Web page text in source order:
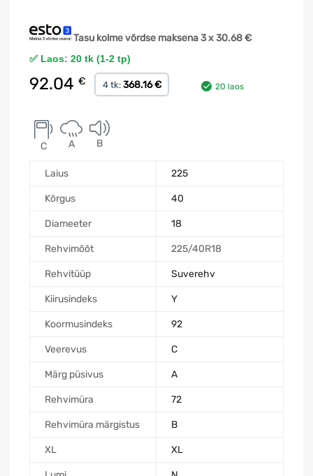
Tasu kolme võrdse maksena 3 x30.68€
✅ Laos: 20 tk (1-2 tp)
92.04 € 4 tk: 368.16 € 20 laos
C A B
Laius 225
Kõrgus 40
Diameeter 18
Rehvimõõt 225/40R18
Rehvitüüp Suverehv
Kiirusindeks Y
Koormusindeks 92
Veerevus C
Märg püsivus A
Rehvimüra 72
Rehvimüra märgistus B
XL XL